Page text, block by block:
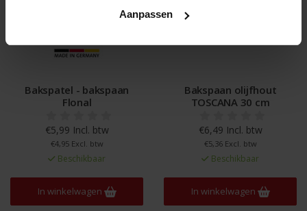
Aanpassen
Bakspatel - bakspaan
Flonal
€5,99 Incl. btw
€4,95 Excl. btw
Beschikbaar
In winkelwagen
Bakspaan olijfhout
TOSCANA 30 cm
€6,49 Incl. btw
€5,36 Excl. btw
Beschikbaar
In winkelwagen